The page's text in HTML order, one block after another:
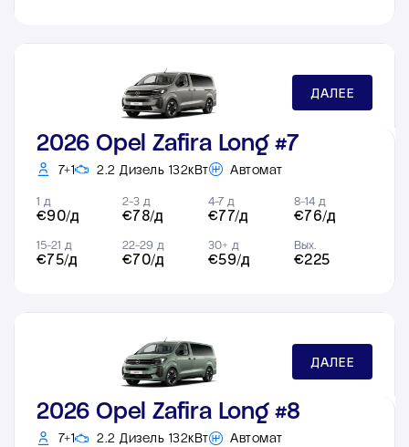
ДАЛЕЕ
2026 Opel Zafira Long #7
7+1 2.2 Дизель 132кВт Автомат
1 д
€90/д
2-3 д
€78/д
4-7 д
€77/д
8-14 д
€76/д
15-21 д
€75/д
22-29 д
€70/д
30+ д
€59/д
Вых.
€225
ДАЛЕЕ
2026 Opel Zafira Long #8
7+1 2.2 Дизель 132кВт Автомат